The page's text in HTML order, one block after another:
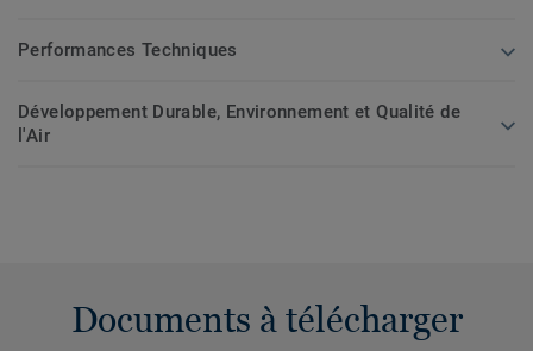
Performances Techniques
Développement Durable, Environnement et Qualité de
l'Air
Documents à télécharger